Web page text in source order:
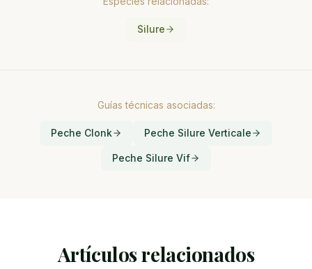
Silure
Guías técnicas asociadas:
Peche Clonk Peche Silure Verticale
Peche Silure Vif
Artículos relacionados